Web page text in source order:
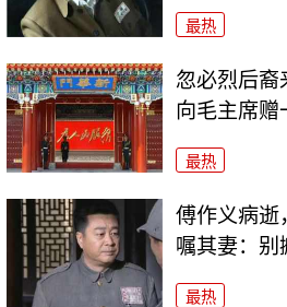
最热
忽必烈后裔
向毛主席赠
最热
傅作义病逝
嘱其妻：别
最热